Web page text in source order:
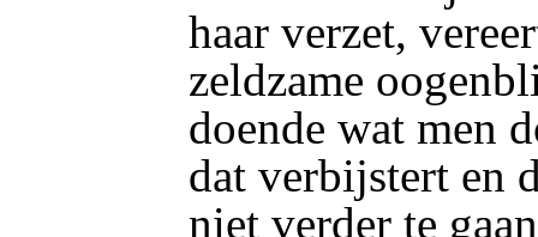
haar verzet,
zeldzame
doende wat men
dat verbijstert en
niet verder te